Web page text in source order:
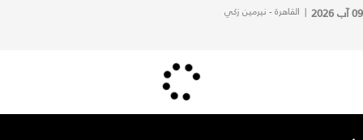
09 آب 2026 | القاهرة - نيرمين زكي